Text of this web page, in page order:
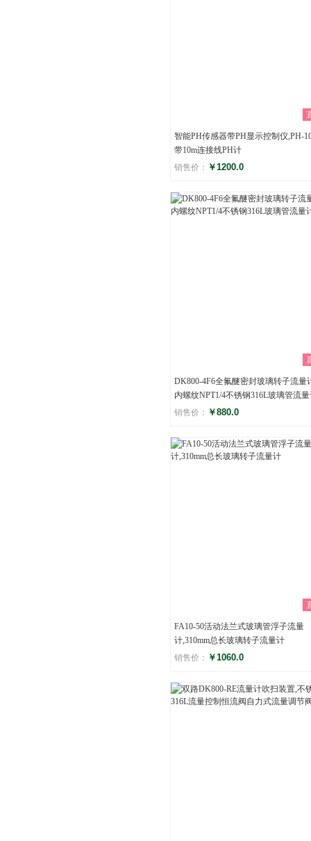
智能PH传感器带PH显示控制仪,PH-
带10m连接线PH计
销售价： ￥1200.0
评分
()
DK800-4F6全氟醚密封玻璃转子流量
内螺纹NPT1/4不锈钢316L玻璃管流
销售价： ￥880.0
评分
()
FA10-50活动法兰式玻璃管浮子流量
计,310mm总长玻璃转子流量计
销售价： ￥1060.0
评分
()